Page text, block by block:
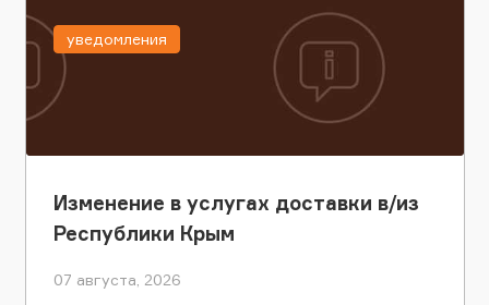
Изменение в услугах доставки в/из
Республики Крым
07 августа, 2026
уведомления